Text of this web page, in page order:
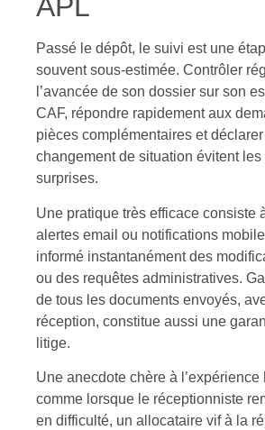
APL
Passé le dépôt, le suivi est une
souvent sous-estimée. Contrôler
l’avancée de son dossier sur son
CAF, répondre rapidement aux
pièces complémentaires et
changement de situation évitent
surprises.
Une pratique très efficace consiste
alertes email ou notifications
informé instantanément des
ou des requêtes administratives.
de tous les documents envoyés,
réception, constitue aussi une
litige.
Une anecdote chère à l’expérience
comme lorsque le réceptionniste
en difficulté, un allocataire vif à la